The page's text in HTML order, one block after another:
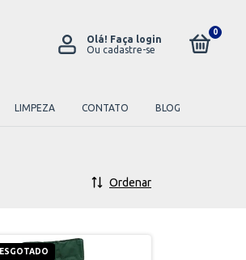
Olá! Faça login
Ou cadastre-se
0
LIMPEZA CONTATO BLOG
Ordenar
ESGOTADO